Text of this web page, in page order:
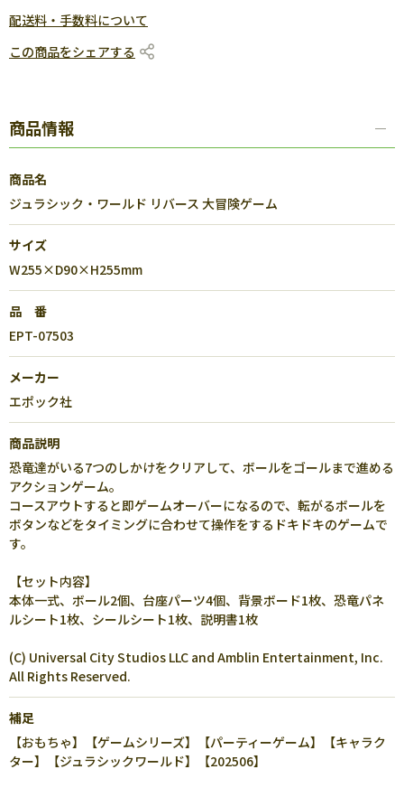
配送料・手数料について
この商品をシェアする
商品情報
商品名
ジュラシック・ワールド リバース 大冒険ゲーム
サイズ
W255×D90×H255mm
品 番
EPT-07503
メーカー
エポック社
商品説明
恐竜達がいる7つのしかけをクリアして、ボールをゴールまで進める
アクションゲーム。
コースアウトすると即ゲームオーバーになるので、転がるボールを
ボタンなどをタイミングに合わせて操作をするドキドキのゲームで
す。
【セット内容】
本体一式、ボール2個、台座パーツ4個、背景ボード1枚、恐竜パネ
ルシート1枚、シールシート1枚、説明書1枚
(C) Universal City Studios LLC and Amblin Entertainment, Inc.
All Rights Reserved.
補足
【おもちゃ】【ゲームシリーズ】【パーティーゲーム】【キャラク
ター】【ジュラシックワールド】【202506】